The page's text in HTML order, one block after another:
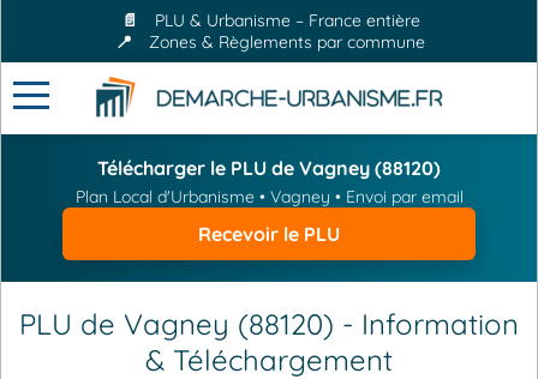
📄
PLU & Urbanisme – France entière
📍
Zones & Règlements par commune
Télécharger le PLU de Vagney (88120)
Plan Local d'Urbanisme • Vagney • Envoi par email
Recevoir le PLU
PLU de Vagney (88120) - Information
& Téléchargement